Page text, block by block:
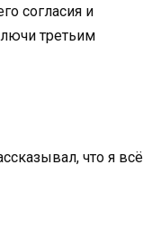
согласия и
третьим
что я всё